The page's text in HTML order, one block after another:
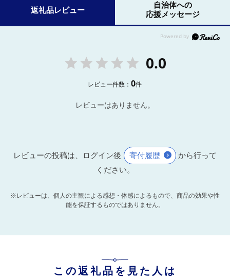
返礼品レビュー
自治体への
応援メッセージ
0.0
レビュー件数：0件
レビューはありません。
レビューの投稿は、ログイン後 寄付履歴
から行って
ください。
※レビューは、個人の主観による感想・体感によるもので、商品の効果や性
能を保証するものではありません。
この返礼品を見た人は